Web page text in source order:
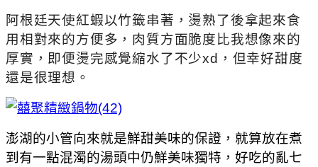
阿根廷天使紅蝦以竹籤串著，燙熟了後拿起來食
用相對來的方便多，肉質方面脆度比我想像來的
厚實，即便燙完感覺縮水了不少xd，但幸好甜度
還是很理想。
澎湖的小管向來就是鮮甜美味的保證，就算放在煮
到有一點混濁的湯頭中仍鮮美味獨特，好吃的亂七